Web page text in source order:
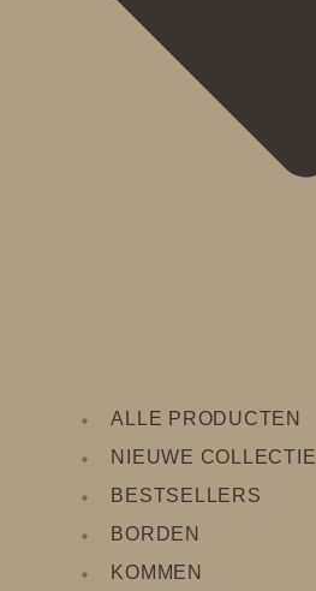
ALLE PRODUCTEN
NIEUWE COLLECTIE
BESTSELLERS
BORDEN
KOMMEN